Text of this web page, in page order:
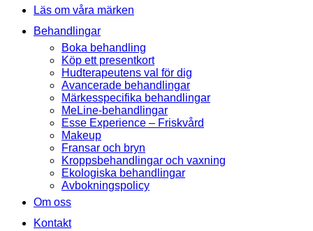
Läs om våra märken
Behandlingar
Boka behandling
Köp ett presentkort
Hudterapeutens val för dig
Avancerade behandlingar
Märkesspecifika behandlingar
MeLine-behandlingar
Esse Experience – Friskvård
Makeup
Fransar och bryn
Kroppsbehandlingar och vaxning
Ekologiska behandlingar
Avbokningspolicy
Om oss
Kontakt